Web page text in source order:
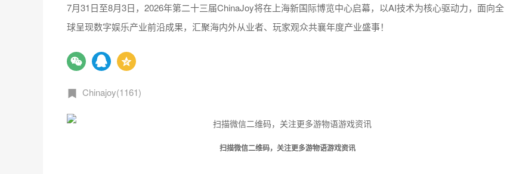
7月31日至8月3日，2026年第二十三届ChinaJoy将在上海新国际博览中心启幕，以AI技术为核心驱动力，面向全
球呈现数字娱乐产业前沿成果，汇聚海内外从业者、玩家观众共襄年度产业盛事！
Chinajoy(1161)
扫描微信二维码，关注更多游物语游戏资讯